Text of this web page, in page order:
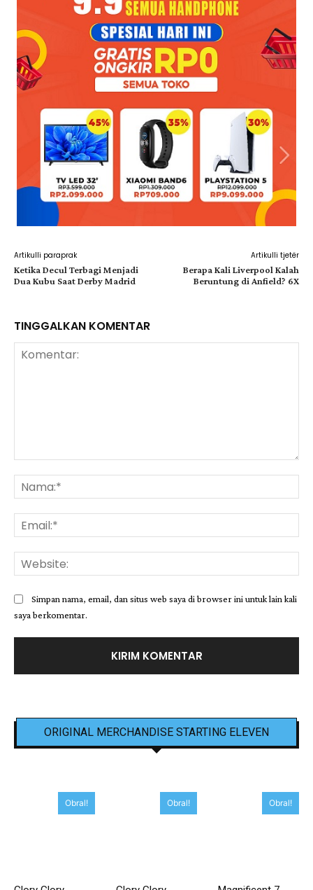
Artikulli paraprak
Ketika Decul Terbagi Menjadi
Dua Kubu Saat Derby Madrid
Artikulli tjetër
Berapa Kali Liverpool Kalah
Beruntung di Anfield? 6X
TINGGALKAN KOMENTAR
Simpan nama, email, dan situs web saya di browser ini untuk lain kali
saya berkomentar.
ORIGINAL MERCHANDISE STARTING ELEVEN
Obral! Obral! Obral!